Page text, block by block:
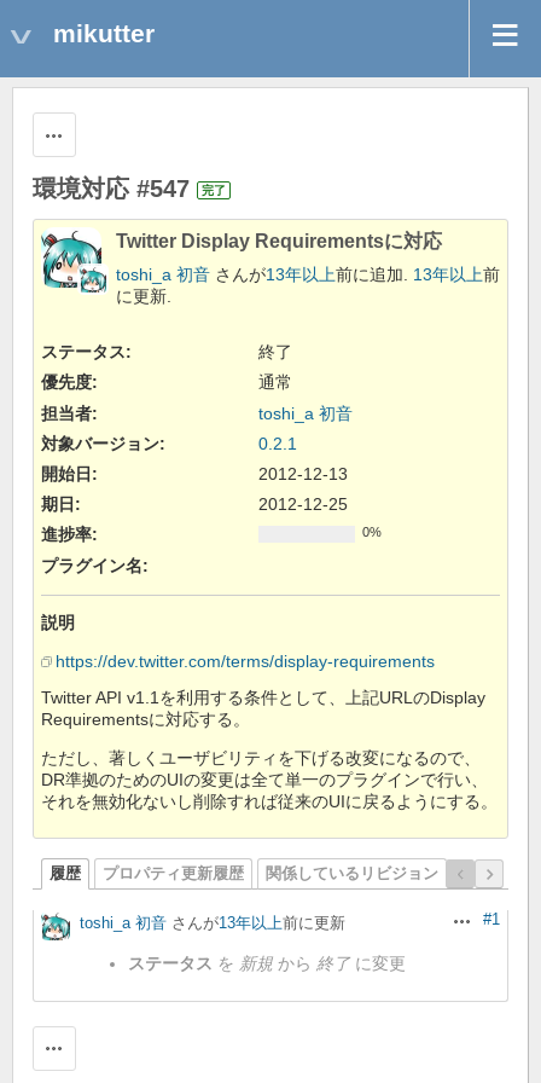
mikutter
環境対応 #547 完了
Twitter Display Requirementsに対応
toshi_a 初音 さんが13年以上前に追加. 13年以上前
に更新.
ステータス:
終了
優先度:
通常
担当者:
toshi_a 初音
対象バージョン:
0.2.1
開始日:
2012-12-13
期日:
2012-12-25
進捗率:
0%
プラグイン名:
説明
https://dev.twitter.com/terms/display-requirements
Twitter API v1.1を利用する条件として、上記URLのDisplay
Requirementsに対応する。
ただし、著しくユーザビリティを下げる改変になるので、
DR準拠のためのUIの変更は全て単一のプラグインで行い、
それを無効化ないし削除すれば従来のUIに戻るようにする。
履歴 プロパティ更新履歴 関係しているリビジョン
操作#1
toshi_a 初音 さんが13年以上前に更新
ステータス を 新規 から 終了 に変更